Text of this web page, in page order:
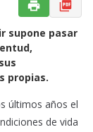
supone pasar
propias.
últimos años el
de vida